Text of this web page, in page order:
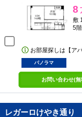
8
敷
5
お部屋探しは【ア
パノラマ
お問い合わせ(無
レガーロけやき通り